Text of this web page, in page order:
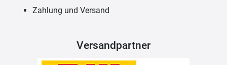
Zahlung und Versand
Versandpartner